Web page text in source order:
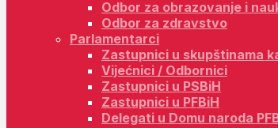
Odbor za obrazovanje i
Odbor za zdravstvo
Parlamentarci
Zastupnici u skupštinama
Vijećnici / Odbornici
Zastupnici u PSBiH
Zastupnici u PFBiH
Delegati u Domu naroda